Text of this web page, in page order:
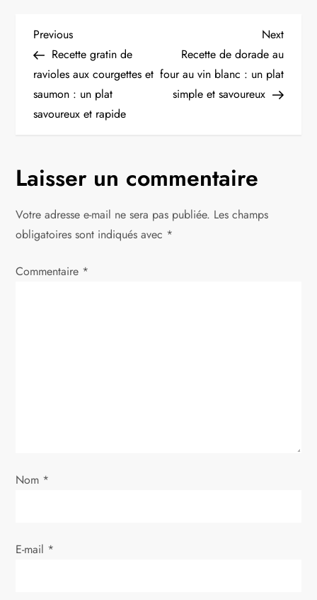
N
a
v
g
a
t
i
’
r
Previous
Post
Previous
Recette gratin de
ravioles aux courgettes et
saumon : un plat
savoureux et rapide
Next
Post
Next
Recette de dorade au
four au vin blanc : un plat
simple et savoureux
Laisser un commentaire
Votre adresse e-mail ne sera pas publiée. Les champs
obligatoires sont indiqués avec *
Commentaire *
Nom *
E-mail *